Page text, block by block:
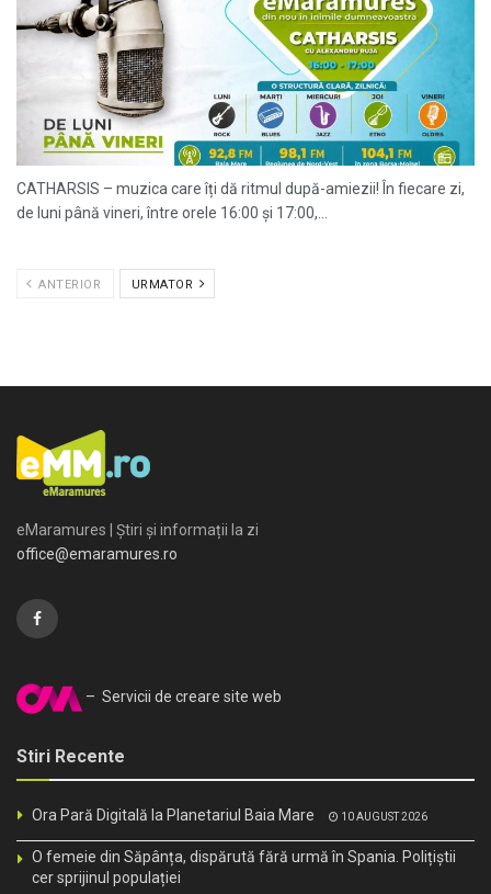
CATHARSIS – muzica care îți dă ritmul după-amiezii! În fiecare zi,
de luni până vineri, între orele 16:00 și 17:00,...
ANTERIOR URMATOR
eMaramures | Știri și informații la zi
office@emaramures.ro
– Servicii de creare site web
Stiri Recente
Ora Pară Digitală la Planetariul Baia Mare 10 AUGUST 2026
O femeie din Săpânța, dispărută fără urmă în Spania. Polițiștii
cer sprijinul populației